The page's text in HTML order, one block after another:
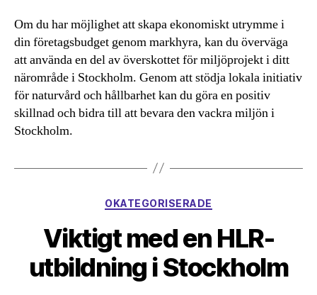
Om du har möjlighet att skapa ekonomiskt utrymme i
din företagsbudget genom markhyra, kan du överväga
att använda en del av överskottet för miljöprojekt i ditt
närområde i Stockholm. Genom att stödja lokala initiativ
för naturvård och hållbarhet kan du göra en positiv
skillnad och bidra till att bevara den vackra miljön i
Stockholm.
Kategorier
OKATEGORISERADE
Viktigt med en HLR-
utbildning i Stockholm